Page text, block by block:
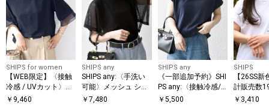
SHIPS for women
【WEB限定】〈接触
冷感 / UVカット〉シ
アー オーガンジー コ
￥ 9,460
SHIPS any
SHIPS any:〈手洗い
可能〉メッシュ シア
ー ハンカチ スリーブ
￥7,480
SHIPS any
《一部追加予約》SHI
PS any:〈接触冷感/
汗染み防止加工/洗濯
￥ 5,500
SHIPS
【26SS
計販売数
破!!】【
￥ 3,410